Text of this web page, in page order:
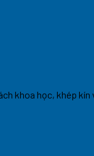
khoa học, khép